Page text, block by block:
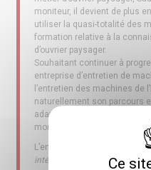
Ce
moniteur, il devient de plus
utiliser la quasi-totalité des
formation relative à la
d’ouvrier paysager.
Souhaitant continuer à
entreprise d’entretien de
l’entretien des machines de
naturellement son parcours
adaptée Saint-André, afin
monde de l’entreprise
L’encadrant de l’entreprise
intégré au sein de l’équipe. Il